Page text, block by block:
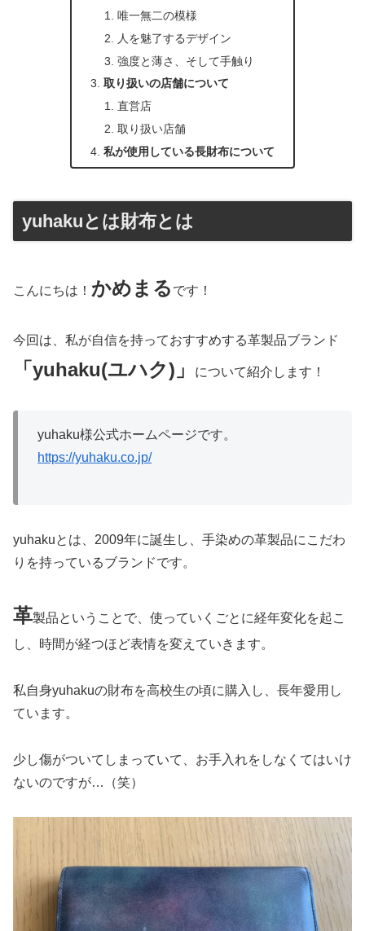
唯一無二の模様
人を魅了するデザイン
強度と薄さ、そして手触り
取り扱いの店舗について
直営店
取り扱い店舗
私が使用している長財布について
yuhakuとは財布とは
こんにちは！ かめまる です！
今回は、私が自信を持っておすすめする革製品ブランド
「yuhaku(ユハク)」 について紹介します！
yuhaku様公式ホームページです。
https://yuhaku.co.jp/
yuhakuとは、2009年に誕生し、手染めの革製品にこだわ
りを持っているブランドです。
革製品ということで、使っていくごとに経年変化を起こ
し、時間が経つほど表情を変えていきます。
私自身yuhakuの財布を高校生の頃に購入し、長年愛用し
ています。
少し傷がついてしまっていて、お手入れをしなくてはいけ
ないのですが…（笑）